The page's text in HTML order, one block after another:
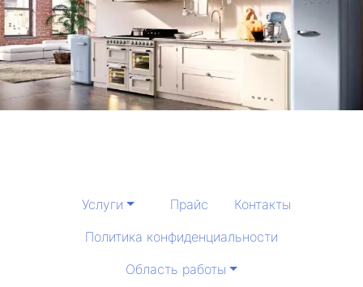
Услуги Прайс
Контакты
Политика конфиденциальности
Область работы